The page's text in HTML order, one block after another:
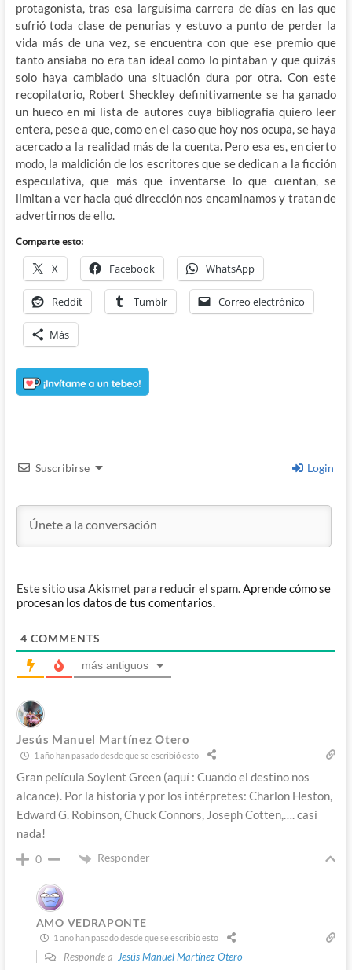
protagonista, tras esa larguísima carrera de días en las que
sufrió toda clase de penurias y estuvo a punto de perder la
vida más de una vez, se encuentra con que ese premio que
tanto ansiaba no era tan ideal como lo pintaban y que quizás
solo haya cambiado una situación dura por otra. Con este
recopilatorio, Robert Sheckley definitivamente se ha ganado
un hueco en mi lista de autores cuya bibliografía quiero leer
entera, pese a que, como en el caso que hoy nos ocupa, se haya
acercado a la realidad más de la cuenta. Pero esa es, en cierto
modo, la maldición de los escritores que se dedican a la ficción
especulativa, que más que inventarse lo que cuentan, se
limitan a ver hacia qué dirección nos encaminamos y tratan de
advertirnos de ello.
Comparte esto:
X Facebook WhatsApp
Reddit Tumblr Correo electrónico
Más
Suscribirse Login
Este sitio usa Akismet para reducir el spam.Aprende cómo se
procesan los datos de tus comentarios.
4 COMMENTS
más antiguos
Jesús Manuel Martínez Otero
1 año han pasado desde que se escribió esto
Gran película Soylent Green (aquí : Cuando el destino nos
alcance). Por la historia y por los intérpretes: Charlon Heston,
Edward G. Robinson, Chuck Connors, Joseph Cotten,…. casi
nada!
0 Responder
AMO VEDRAPONTE
1 año han pasado desde que se escribió esto
Responde a Jesús Manuel Martínez Otero